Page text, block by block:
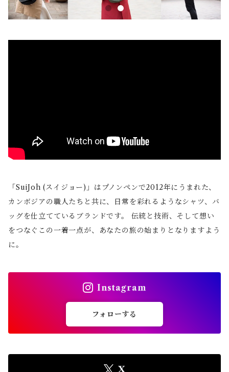
「SuiJoh (スイジョー)」はプノンペンで2012年にうまれた、
カンボジアの職人たちと共に、日常を彩れるようなシャツ、バ
ッグを仕立てているブランドです。 伝統と技術、そして想い
をつなぐこの一着一点が、あなたの旅の始まりとなりますよう
に。
Instagram
フォローする
X